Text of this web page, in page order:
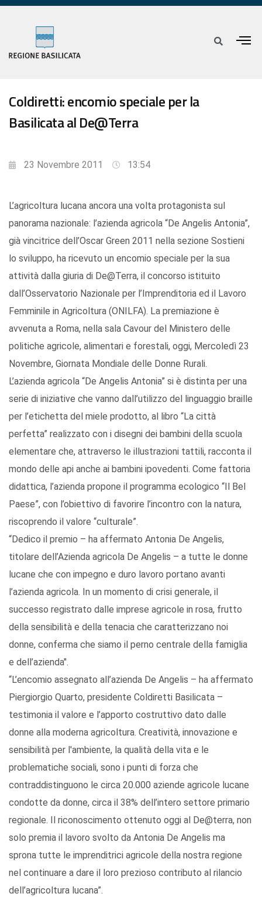
Coldiretti: encomio speciale per la
Basilicata al De@Terra
23 Novembre 2011 13:54
L’agricoltura lucana ancora una volta protagonista sul
panorama nazionale: l’azienda agricola “De Angelis Antonia”,
già vincitrice dell’Oscar Green 2011 nella sezione Sostieni
lo sviluppo, ha ricevuto un encomio speciale per la sua
attività dalla giuria di De@Terra, il concorso istituito
dall’Osservatorio Nazionale per l’Imprenditoria ed il Lavoro
Femminile in Agricoltura (ONILFA). La premiazione è
avvenuta a Roma, nella sala Cavour del Ministero delle
politiche agricole, alimentari e forestali, oggi, Mercoledì 23
Novembre, Giornata Mondiale delle Donne Rurali.
L’azienda agricola “De Angelis Antonia” si è distinta per una
serie di iniziative che vanno dall’utilizzo del linguaggio braille
per l’etichetta del miele prodotto, al libro “La città
perfetta” realizzato con i disegni dei bambini della scuola
elementare che, attraverso le illustrazioni tattili, racconta il
mondo delle api anche ai bambini ipovedenti. Come fattoria
didattica, l’azienda propone il programma ecologico “Il Bel
Paese”, con l’obiettivo di favorire l’incontro con la natura,
riscoprendo il valore “culturale”.
“Dedico il premio – ha affermato Antonia De Angelis,
titolare dell’Azienda agricola De Angelis – a tutte le donne
lucane che con impegno e duro lavoro portano avanti
l’azienda agricola. In un momento di crisi generale, il
successo registrato dalle imprese agricole in rosa, frutto
della sensibilità e della tenacia che caratterizzano noi
donne, conferma che siamo il perno centrale della famiglia
e dell’azienda".
“L’encomio assegnato all’azienda De Angelis – ha affermato
Piergiorgio Quarto, presidente Coldiretti Basilicata –
testimonia il valore e l’apporto costruttivo dato dalle
donne alla moderna agricoltura. Creatività, innovazione e
sensibilità per l'ambiente, la qualità della vita e le
problematiche sociali, sono i punti di forza che
contraddistinguono le circa 20.000 aziende agricole lucane
condotte da donne, circa il 38% dell’intero settore primario
regionale. Il riconoscimento ottenuto oggi al De@terra, non
solo premia il lavoro svolto da Antonia De Angelis ma
sprona tutte le imprenditrici agricole della nostra regione
nel continuare a dare il loro prezioso contributo al rilancio
dell’agricoltura lucana”.